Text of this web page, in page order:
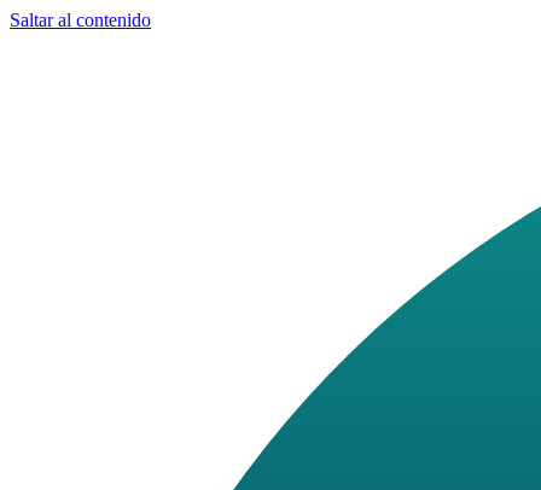
Saltar al contenido